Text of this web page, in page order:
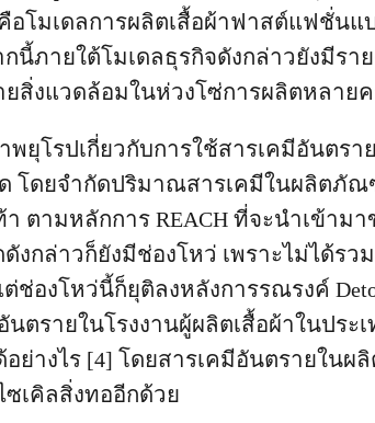
โมเดลการผลิตเสื้อผ้าฟาสต์แฟชั่นแ
นี้ภายใต้โมเดลธุรกิจดังกล่าวยังมีรา
สิ่งแวดล้อมในห่วงโซ่การผลิตหลายค
ยุโรปเกี่ยวกับการใช้สารเคมีอันตร
โดยจำกัดปริมาณสารเคมีในผลิตภัณ
า ตามหลักการ REACH ที่จะนำเข้าม
งกล่าวก็ยังมีช่องโหว่ เพราะไม่ได้ร
ช่องโหว่นี้ก็ยุติลงหลังการรณรงค์
นตรายในโรงงานผู้ผลิตเสื้อผ้าในปร
ย่างไร [4] โดยสารเคมีอันตรายในผ
เคิลสิ่งทออีกด้วย